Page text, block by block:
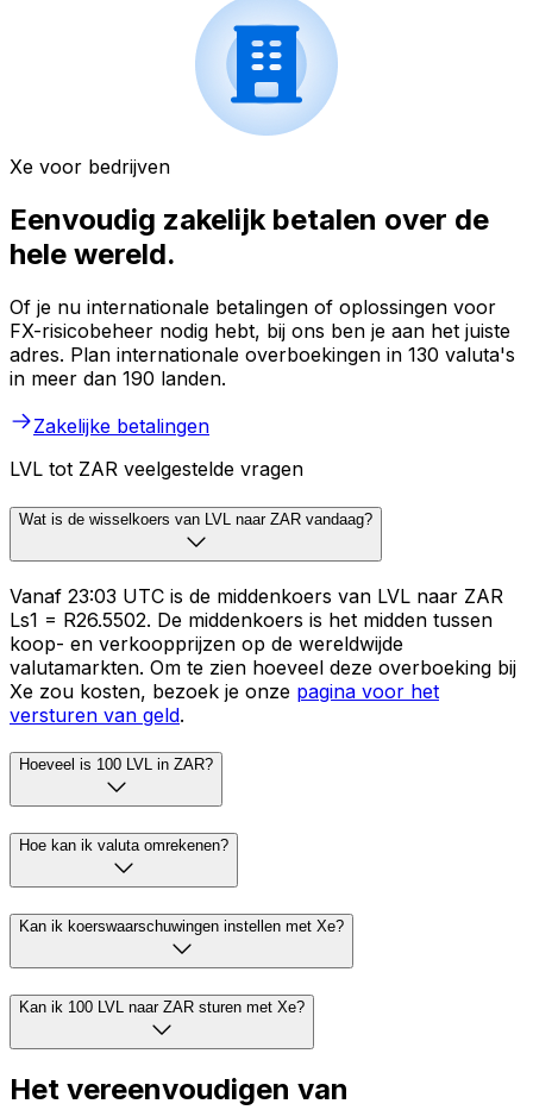
Xe voor bedrijven
Eenvoudig zakelijk betalen over de
hele wereld.
Of je nu internationale betalingen of oplossingen voor
FX-risicobeheer nodig hebt, bij ons ben je aan het juiste
adres. Plan internationale overboekingen in 130 valuta's
in meer dan 190 landen.
Zakelijke betalingen
LVL tot ZAR veelgestelde vragen
Wat is de wisselkoers van LVL naar ZAR vandaag?
Vanaf 23:03 UTC is de middenkoers van LVL naar ZAR
Ls1 = R26.5502. De middenkoers is het midden tussen
koop- en verkoopprijzen op de wereldwijde
valutamarkten. Om te zien hoeveel deze overboeking bij
Xe zou kosten, bezoek je onze pagina voor het
versturen van geld.
Hoeveel is 100 LVL in ZAR?
Hoe kan ik valuta omrekenen?
Kan ik koerswaarschuwingen instellen met Xe?
Kan ik 100 LVL naar ZAR sturen met Xe?
Het vereenvoudigen van